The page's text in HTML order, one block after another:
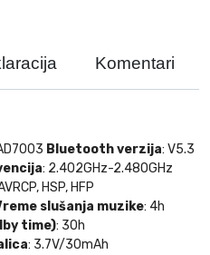
Komentari
Bluetooth verzija: V5.3
: 2.402GHz-2.480GHz
HSP, HFP
slušanja muzike: 4h
time): 30h
: 3.7V/30mAh